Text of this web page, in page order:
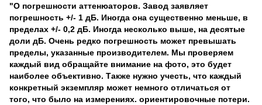
"О погрешности аттенюаторов. Завод заявляет
погрешность +/- 1 дБ. Иногда она существенно меньше, в
пределах +/- 0,2 дБ. Иногда несколько выше, на десятые
доли дБ. Очень редко погрешность может превышать
пределы, указанные производителем. Мы проверяем
каждый вид обращайте внимание на фото, это будет
наиболее объективно. Также нужно учесть, что каждый
конкретный экземпляр может немного отличаться от
того, что было на измерениях. ориентировочные потери.